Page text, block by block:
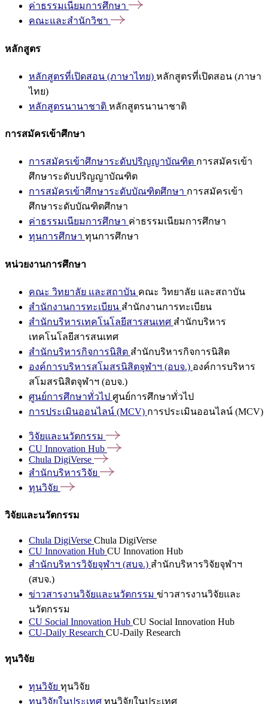
ค่าธรรมเนียมการศึกษา
คณะและสำนักวิชา
หลักสูตร
หลักสูตรที่เปิดสอน (ภาษาไทย) หลักสูตรที่เปิดสอน (ภาษา
ไทย)
หลักสูตรนานาชาติ หลักสูตรนานาชาติ
การสมัครเข้าศึกษา
การสมัครเข้าศึกษาระดับปริญญาบัณฑิต การสมัครเข้า
ศึกษาระดับปริญญาบัณฑิต
การสมัครเข้าศึกษาระดับบัณฑิตศึกษา การสมัครเข้า
ศึกษาระดับบัณฑิตศึกษา
ค่าธรรมเนียมการศึกษา ค่าธรรมเนียมการศึกษา
ทุนการศึกษา ทุนการศึกษา
หน่วยงานการศึกษา
คณะ วิทยาลัย และสถาบัน คณะ วิทยาลัย และสถาบัน
สำนักงานการทะเบียน สำนักงานการทะเบียน
สำนักบริหารเทคโนโลยีสารสนเทศ สำนักบริหาร
เทคโนโลยีสารสนเทศ
สำนักบริหารกิจการนิสิต สำนักบริหารกิจการนิสิต
องค์การบริหารสโมสรนิสิตจุฬาฯ (อบจ.) องค์การบริหาร
สโมสรนิสิตจุฬาฯ (อบจ.)
ศูนย์การศึกษาทั่วไป ศูนย์การศึกษาทั่วไป
การประเมินออนไลน์ (MCV) การประเมินออนไลน์ (MCV)
วิจัยและนวัตกรรม
CU Innovation Hub
Chula DigiVerse
สำนักบริหารวิจัย
ทุนวิจัย
วิจัยและนวัตกรรม
Chula DigiVerse Chula DigiVerse
CU Innovation Hub CU Innovation Hub
สำนักบริหารวิจัยจุฬาฯ (สบจ.) สำนักบริหารวิจัยจุฬาฯ
(สบจ.)
ข่าวสารงานวิจัยและนวัตกรรม ข่าวสารงานวิจัยและ
นวัตกรรม
CU Social Innovation Hub CU Social Innovation Hub
CU-Daily Research CU-Daily Research
ทุนวิจัย
ทุนวิจัย ทุนวิจัย
ทุนวิจัยในประเทศ ทุนวิจัยในประเทศ